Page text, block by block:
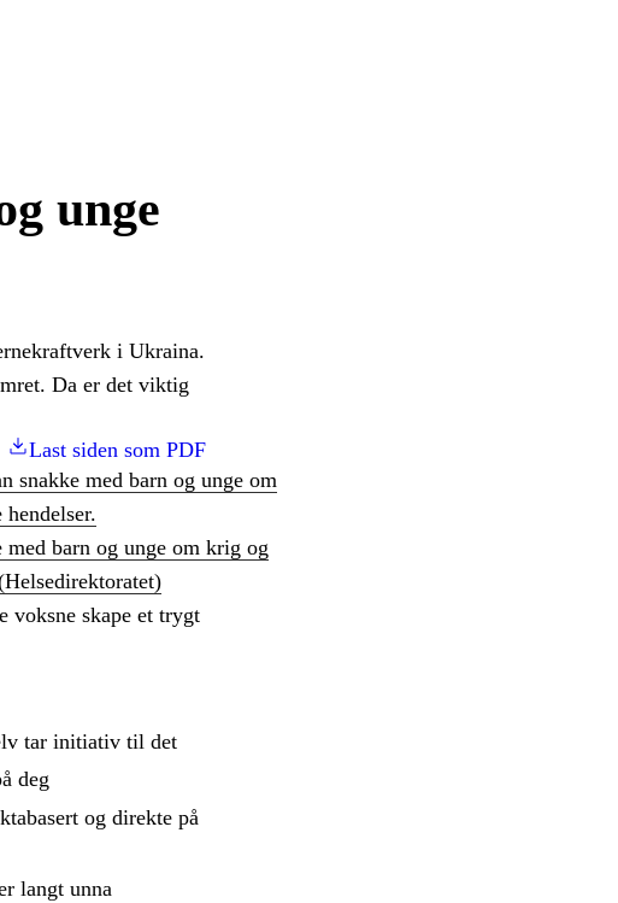
unge
i Ukraina.
Da er det viktig
Last siden som PDF
snakke med barn og unge om
barn og unge om krig og
voksne skape et trygt
tar initiativ til det
deg
og direkte på
langt unna